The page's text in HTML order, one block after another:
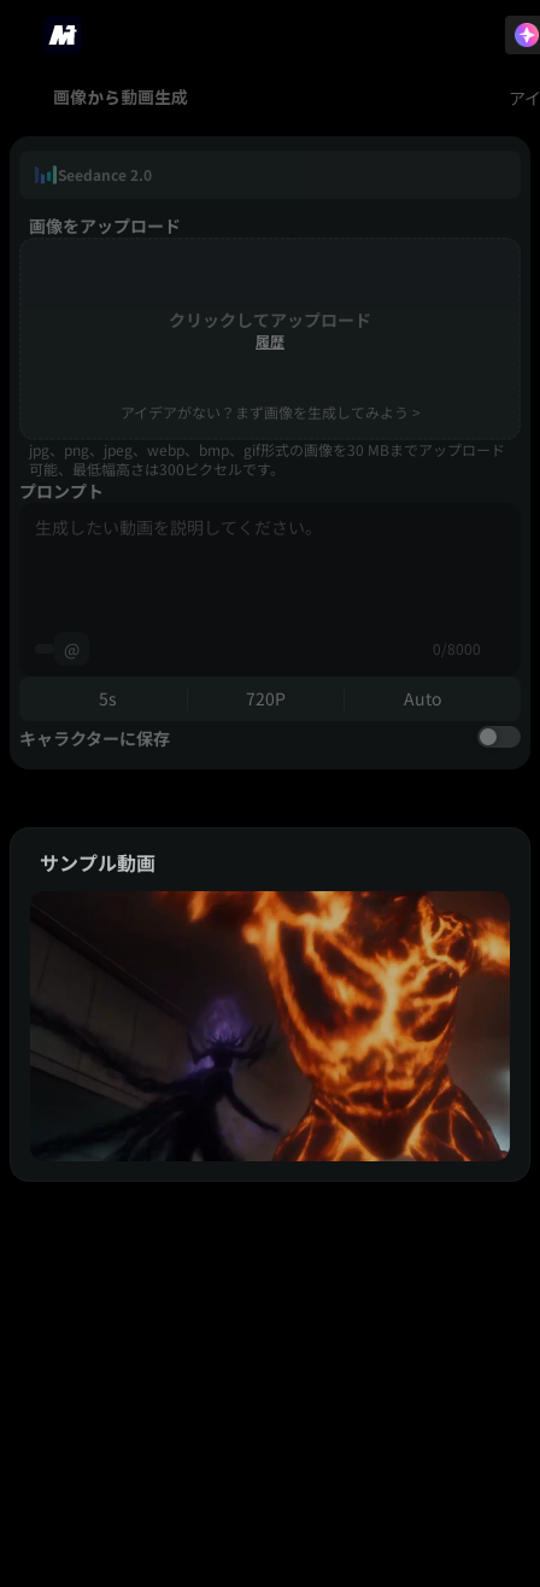
画像から動画生成 ア
Seedance 2.0
画像をアップロード
クリックしてアップロード
履歴
アイデアがない？まず画像を生成してみよう >
jpg、png、jpeg、webp、bmp、gif形式の画像を30 MBまでアップロード
可能、最低幅高さは300ピクセルです。
プロンプト
@ 0/8000
5s 720P
Auto
キャラクターに保存
サンプル動画